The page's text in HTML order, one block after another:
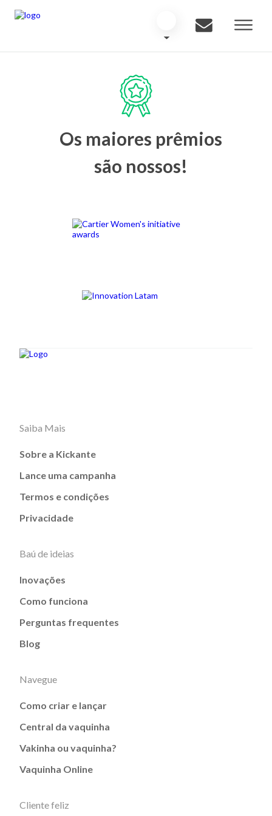
Os maiores prêmios
são nossos!
Saiba Mais
Sobre a Kickante
Lance uma campanha
Termos e condições
Privacidade
Baú de ideias
Inovações
Como funciona
Perguntas frequentes
Blog
Navegue
Como criar e lançar
Central da vaquinha
Vakinha ou vaquinha?
Vaquinha Online
Cliente feliz